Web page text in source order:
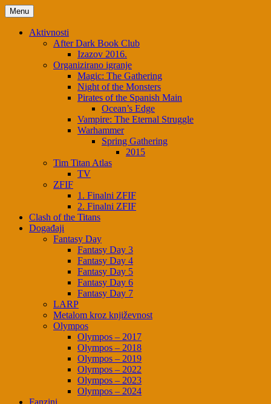
Skip
to
content
Menu
Aktivnosti
After Dark Book Club
Izazov 2016.
Organizirano igranje
Magic: The Gathering
Night of the Monsters
Pirates of the Spanish Main
Ocean’s Edge
Vampire: The Eternal Struggle
Warhammer
Spring Gathering
2015
Tim Titan Atlas
TV
ZFIF
1. Finalni ZFIF
2. Finalni ZFIF
Clash of the Titans
Događaji
Fantasy Day
Fantasy Day 3
Fantasy Day 4
Fantasy Day 5
Fantasy Day 6
Fantasy Day 7
LARP
Metalom kroz književnost
Olympos
Olympos – 2017
Olympos – 2018
Olympos – 2019
Olympos – 2022
Olympos – 2023
Olympos – 2024
Fanzini